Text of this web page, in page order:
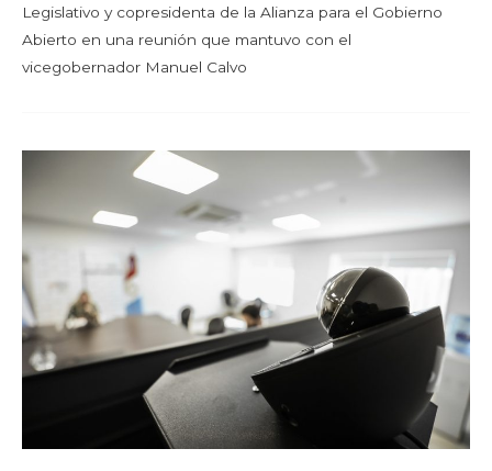
Legislativo y copresidenta de la Alianza para el Gobierno
Abierto en una reunión que mantuvo con el
vicegobernador Manuel Calvo